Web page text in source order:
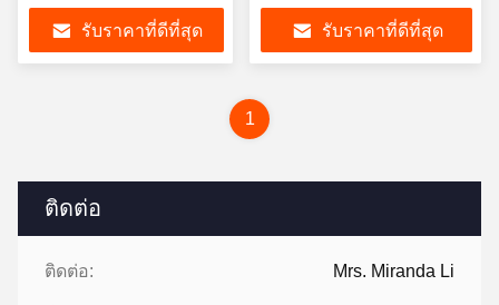
ติดต่อ
ติดต่อ: Mrs. Miranda Li
รับราคาที่ดีที่สุด รับราคาที่ดีที่สุด
1